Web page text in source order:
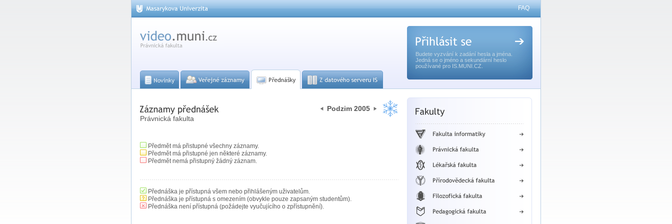
FAQ
Budete vyzvání k zadání hesla a jména.
Jedná se o jméno a sekundární heslo
používané pro IS.MUNI.CZ.
Právnická fakulta
Podzim 2005
Předmět má přistupné všechny záznamy.
Předmět má přistupné jen některé záznamy.
Předmět nemá přistupný žádný záznam.
Přednáška je přístupná všem nebo přihlášeným uživatelům.
Přednáška je přístupná s omezením (obvykle pouze zapsaným studentům).
Přednáška není přístupná (požádejte vyučujícího o zpřístupnění).